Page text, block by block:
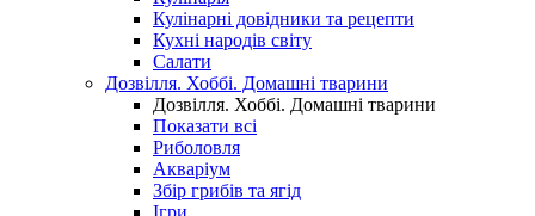
Кулінарні довідники та рецепти
Кухні народів світу
Салати
Дозвілля. Хоббі. Домашні тварини
Дозвілля. Хоббі. Домашні тварини
Показати всі
Риболовля
Акваріум
Збір грибів та ягід
Ігри